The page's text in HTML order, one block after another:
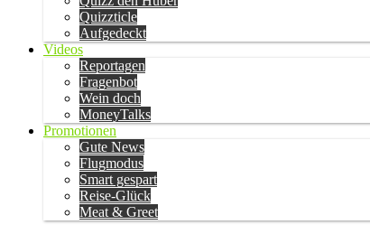
Quizzticle
Aufgedeckt
Videos
Reportagen
Fragenbot
Wein doch
MoneyTalks
Promotionen
Gute News
Flugmodus
Smart gespart
Reise-Glück
Meat & Greet